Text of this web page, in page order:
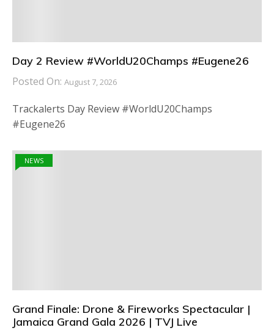
Day 2 Review #WorldU20Champs #Eugene26
Posted On: August 7, 2026
Trackalerts Day Review #WorldU20Champs
#Eugene26
NEWS
Grand Finale: Drone & Fireworks Spectacular |
Jamaica Grand Gala 2026 | TVJ Live